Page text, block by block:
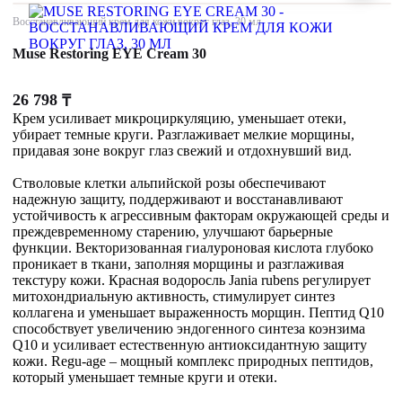
Восстанавливающий крем для кожи вокруг глаз, 30 мл
Muse Restoring EYE Cream 30
26 798 ₸
Крем усиливает микроциркуляцию, уменьшает отеки,
убирает темные круги. Разглаживает мелкие морщины,
придавая зоне вокруг глаз свежий и отдохнувший вид.
Стволовые клетки альпийской розы обеспечивают
надежную защиту, поддерживают и восстанавливают
устойчивость к агрессивным факторам окружающей среды и
преждевременному старению, улучшают барьерные
функции. Векторизованная гиалуроновая кислота глубоко
проникает в ткани, заполняя морщины и разглаживая
текстуру кожи. Красная водоросль Jania rubens регулирует
митохондриальную активность, стимулирует синтез
коллагена и уменьшает выраженность морщин. Пептид Q10
способствует увеличению эндогенного синтеза коэнзима
Q10 и усиливает естественную антиоксидантную защиту
кожи. Regu-age – мощный комплекс природных пептидов,
который уменьшает темные круги и отеки.